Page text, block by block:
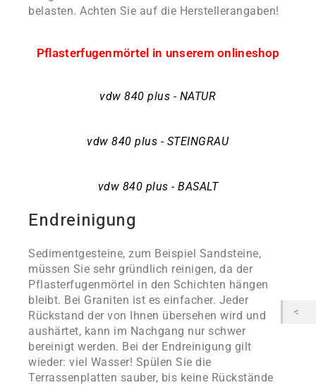
belasten. Achten Sie auf die Herstellerangaben!
Pflasterfugenmörtel in unserem onlineshop
vdw 840 plus - NATUR
vdw 840 plus - STEINGRAU
vdw 840 plus - BASALT
Endreinigung
Sedimentgesteine, zum Beispiel Sandsteine,
müssen Sie sehr gründlich reinigen, da der
Pflasterfugenmörtel in den Schichten hängen
bleibt. Bei Graniten ist es einfacher. Jeder
Rückstand der von Ihnen übersehen wird und
aushärtet, kann im Nachgang nur schwer
bereinigt werden. Bei der Endreinigung gilt
wieder: viel Wasser! Spülen Sie die
Terrassenplatten sauber, bis keine Rückstände